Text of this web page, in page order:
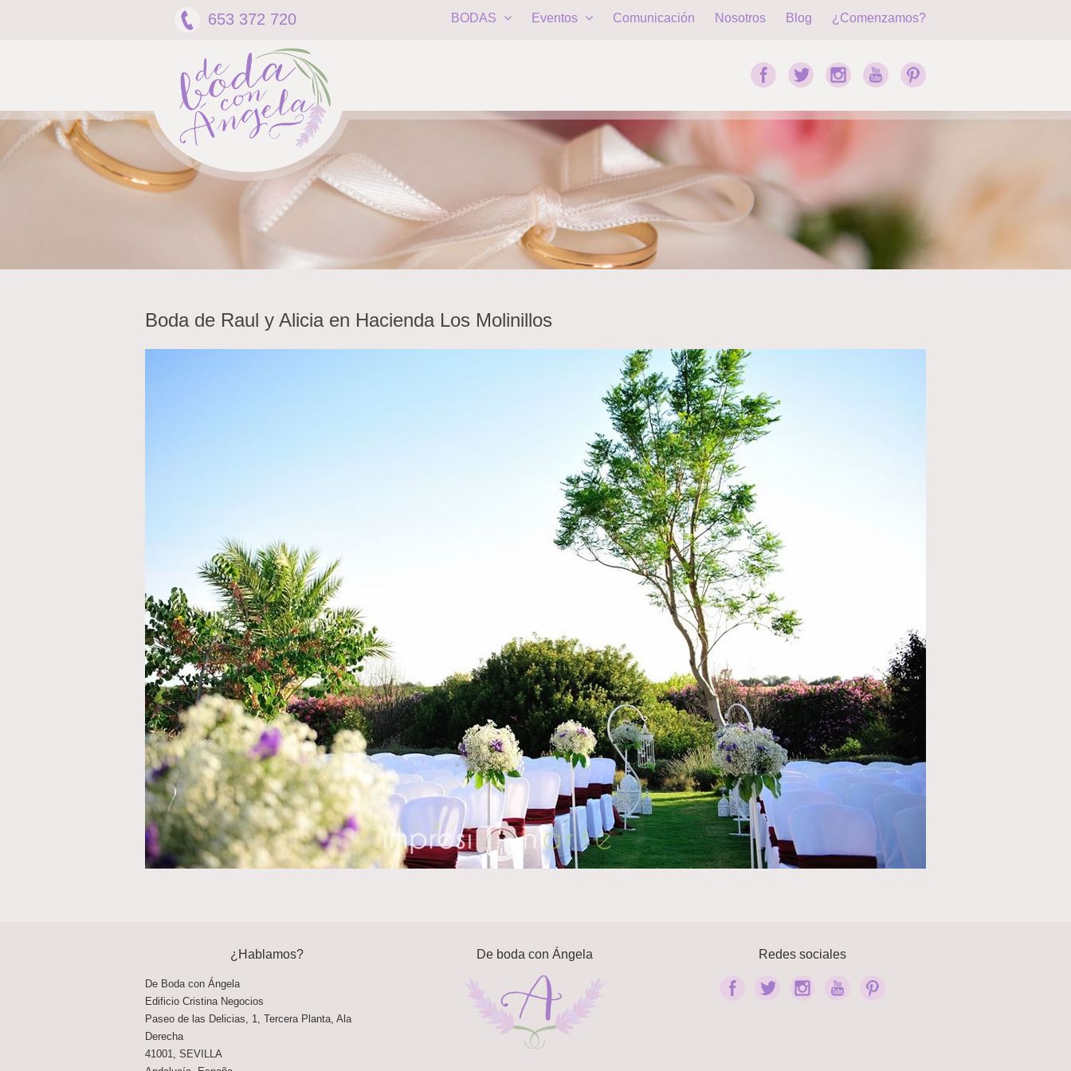
653 372 720 BODAS Eventos Comunicación Nosotros Blog ¿Comenzamos?
Boda de Raul y Alicia en Hacienda Los Molinillos
¿Hablamos?
De Boda con Ángela
Edificio Cristina Negocios
Paseo de las Delicias, 1, Tercera Planta, Ala
Derecha
41001, SEVILLA
De boda con Ángela Redes sociales